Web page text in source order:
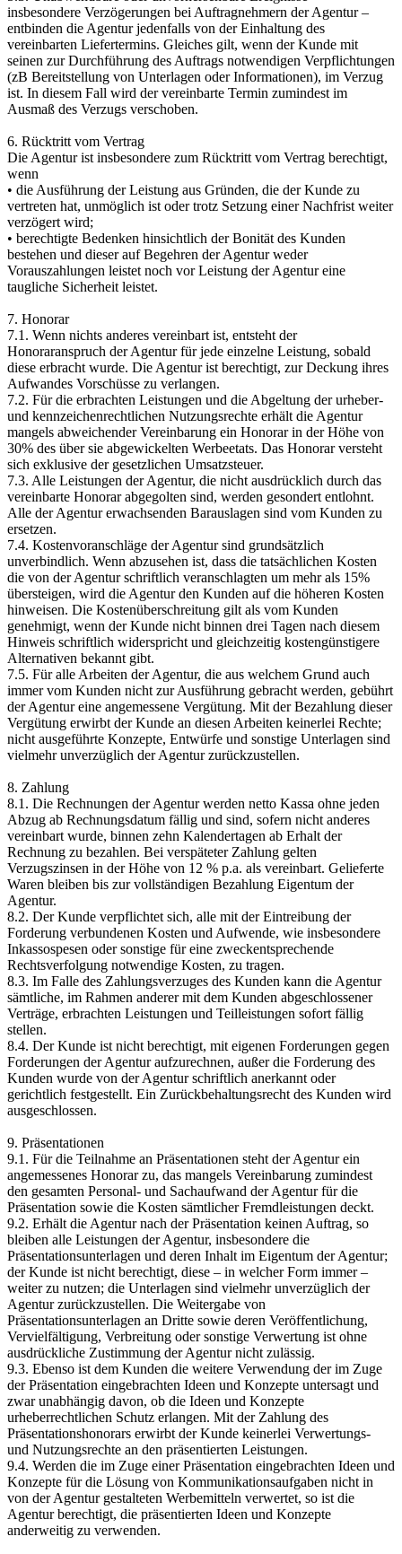
insbesondere Verzögerungen bei Auftragnehmern der Agentur –
entbinden die Agentur jedenfalls von der Einhaltung des
vereinbarten Liefertermins. Gleiches gilt, wenn der Kunde mit
seinen zur Durchführung des Auftrags notwendigen Verpflichtungen
(zB Bereitstellung von Unterlagen oder Informationen), im Verzug
ist. In diesem Fall wird der vereinbarte Termin zumindest im
Ausmaß des Verzugs verschoben.
6. Rücktritt vom Vertrag
Die Agentur ist insbesondere zum Rücktritt vom Vertrag berechtigt,
wenn
• die Ausführung der Leistung aus Gründen, die der Kunde zu
vertreten hat, unmöglich ist oder trotz Setzung einer Nachfrist weiter
verzögert wird;
• berechtigte Bedenken hinsichtlich der Bonität des Kunden
bestehen und dieser auf Begehren der Agentur weder
Vorauszahlungen leistet noch vor Leistung der Agentur eine
taugliche Sicherheit leistet.
7. Honorar
7.1. Wenn nichts anderes vereinbart ist, entsteht der
Honoraranspruch der Agentur für jede einzelne Leistung, sobald
diese erbracht wurde. Die Agentur ist berechtigt, zur Deckung ihres
Aufwandes Vorschüsse zu verlangen.
7.2. Für die erbrachten Leistungen und die Abgeltung der urheber-
und kennzeichenrechtlichen Nutzungsrechte erhält die Agentur
mangels abweichender Vereinbarung ein Honorar in der Höhe von
30% des über sie abgewickelten Werbeetats. Das Honorar versteht
sich exklusive der gesetzlichen Umsatzsteuer.
7.3. Alle Leistungen der Agentur, die nicht ausdrücklich durch das
vereinbarte Honorar abgegolten sind, werden gesondert entlohnt.
Alle der Agentur erwachsenden Barauslagen sind vom Kunden zu
ersetzen.
7.4. Kostenvoranschläge der Agentur sind grundsätzlich
unverbindlich. Wenn abzusehen ist, dass die tatsächlichen Kosten
die von der Agentur schriftlich veranschlagten um mehr als 15%
übersteigen, wird die Agentur den Kunden auf die höheren Kosten
hinweisen. Die Kostenüberschreitung gilt als vom Kunden
genehmigt, wenn der Kunde nicht binnen drei Tagen nach diesem
Hinweis schriftlich widerspricht und gleichzeitig kostengünstigere
Alternativen bekannt gibt.
7.5. Für alle Arbeiten der Agentur, die aus welchem Grund auch
immer vom Kunden nicht zur Ausführung gebracht werden, gebührt
der Agentur eine angemessene Vergütung. Mit der Bezahlung dieser
Vergütung erwirbt der Kunde an diesen Arbeiten keinerlei Rechte;
nicht ausgeführte Konzepte, Entwürfe und sonstige Unterlagen sind
vielmehr unverzüglich der Agentur zurückzustellen.
8. Zahlung
8.1. Die Rechnungen der Agentur werden netto Kassa ohne jeden
Abzug ab Rechnungsdatum fällig und sind, sofern nicht anderes
vereinbart wurde, binnen zehn Kalendertagen ab Erhalt der
Rechnung zu bezahlen. Bei verspäteter Zahlung gelten
Verzugszinsen in der Höhe von 12 % p.a. als vereinbart. Gelieferte
Waren bleiben bis zur vollständigen Bezahlung Eigentum der
Agentur.
8.2. Der Kunde verpflichtet sich, alle mit der Eintreibung der
Forderung verbundenen Kosten und Aufwende, wie insbesondere
Inkassospesen oder sonstige für eine zweckentsprechende
Rechtsverfolgung notwendige Kosten, zu tragen.
8.3. Im Falle des Zahlungsverzuges des Kunden kann die Agentur
sämtliche, im Rahmen anderer mit dem Kunden abgeschlossener
Verträge, erbrachten Leistungen und Teilleistungen sofort fällig
stellen.
8.4. Der Kunde ist nicht berechtigt, mit eigenen Forderungen gegen
Forderungen der Agentur aufzurechnen, außer die Forderung des
Kunden wurde von der Agentur schriftlich anerkannt oder
gerichtlich festgestellt. Ein Zurückbehaltungsrecht des Kunden wird
ausgeschlossen.
9. Präsentationen
9.1. Für die Teilnahme an Präsentationen steht der Agentur ein
angemessenes Honorar zu, das mangels Vereinbarung zumindest
den gesamten Personal- und Sachaufwand der Agentur für die
Präsentation sowie die Kosten sämtlicher Fremdleistungen deckt.
9.2. Erhält die Agentur nach der Präsentation keinen Auftrag, so
bleiben alle Leistungen der Agentur, insbesondere die
Präsentationsunterlagen und deren Inhalt im Eigentum der Agentur;
der Kunde ist nicht berechtigt, diese – in welcher Form immer –
weiter zu nutzen; die Unterlagen sind vielmehr unverzüglich der
Agentur zurückzustellen. Die Weitergabe von
Präsentationsunterlagen an Dritte sowie deren Veröffentlichung,
Vervielfältigung, Verbreitung oder sonstige Verwertung ist ohne
ausdrückliche Zustimmung der Agentur nicht zulässig.
9.3. Ebenso ist dem Kunden die weitere Verwendung der im Zuge
der Präsentation eingebrachten Ideen und Konzepte untersagt und
zwar unabhängig davon, ob die Ideen und Konzepte
urheberrechtlichen Schutz erlangen. Mit der Zahlung des
Präsentationshonorars erwirbt der Kunde keinerlei Verwertungs-
und Nutzungsrechte an den präsentierten Leistungen.
9.4. Werden die im Zuge einer Präsentation eingebrachten Ideen und
Konzepte für die Lösung von Kommunikationsaufgaben nicht in
von der Agentur gestalteten Werbemitteln verwertet, so ist die
Agentur berechtigt, die präsentierten Ideen und Konzepte
anderweitig zu verwenden.